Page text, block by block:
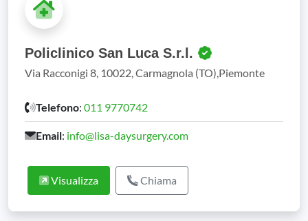
Policlinico San Luca S.r.l.
Via Racconigi 8, 10022, Carmagnola (TO),Piemonte
Telefono: 011 9770742
Email: info@lisa-daysurgery.com
Visualizza Chiama